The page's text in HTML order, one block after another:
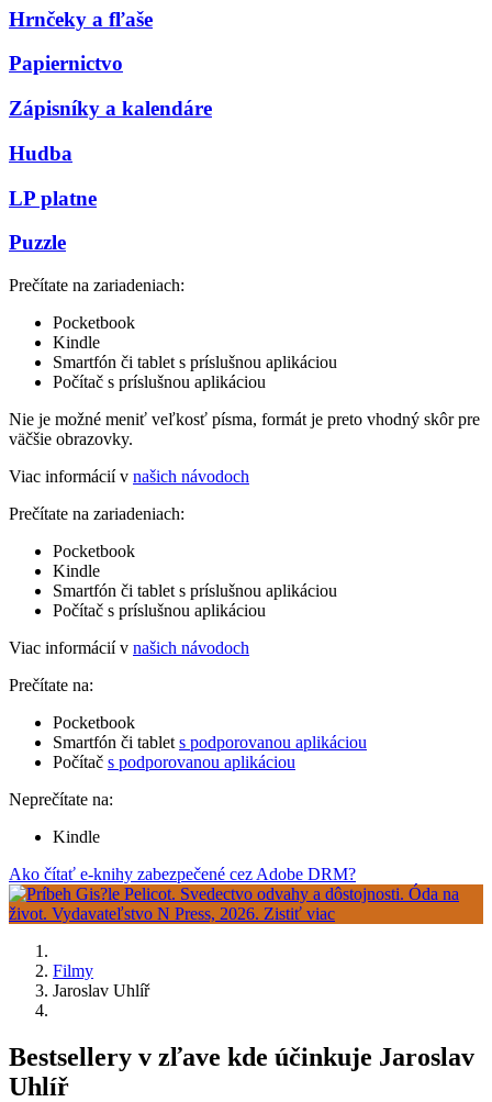
Hrnčeky a fľaše
Papiernictvo
Zápisníky a kalendáre
Hudba
LP platne
Puzzle
Prečítate na zariadeniach:
Pocketbook
Kindle
Smartfón či tablet s príslušnou aplikáciou
Počítač s príslušnou aplikáciou
Nie je možné meniť veľkosť písma, formát je preto vhodný skôr pre
väčšie obrazovky.
Viac informácií v našich návodoch
Prečítate na zariadeniach:
Pocketbook
Kindle
Smartfón či tablet s príslušnou aplikáciou
Počítač s príslušnou aplikáciou
Viac informácií v našich návodoch
Prečítate na:
Pocketbook
Smartfón či tablet s podporovanou aplikáciou
Počítač s podporovanou aplikáciou
Neprečítate na:
Kindle
Ako čítať e-knihy zabezpečené cez Adobe DRM?
Filmy
Jaroslav Uhlíř
Bestsellery v zľave kde účinkuje Jaroslav
Uhlíř